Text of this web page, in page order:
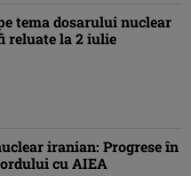
tema dosarului nuclear
reluate la 2 iulie
iranian: Progrese în
cu AIEA